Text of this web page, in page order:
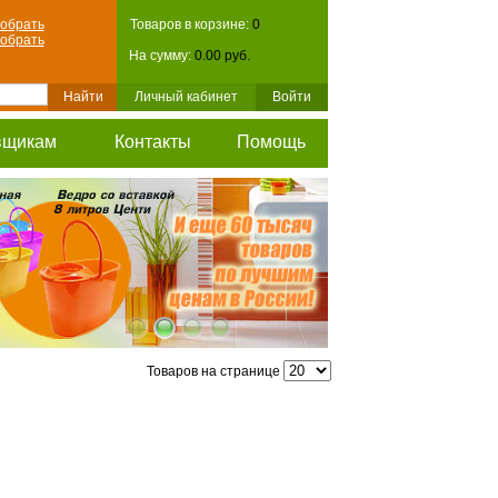
Товаров в корзине: 0
На сумму: 0.00 руб.
Личный кабинет Войти
Контакты Помощь
Товаров на странице